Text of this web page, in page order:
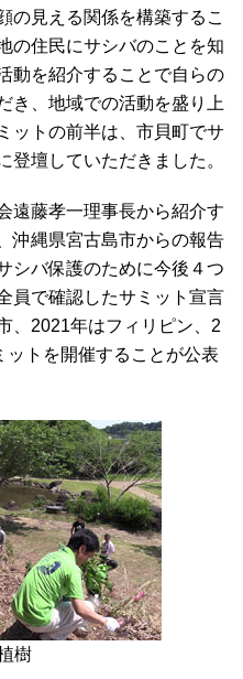
の見える関係を構築するこ
の住民にサシバのことを知
動を紹介することで自らの
き、地域での活動を盛り上
ットの前半は、市貝町でサ
登壇していただきました。
遠藤孝一理事長から紹介す
沖縄県宮古島市からの報告
シバ保護のために今後４つ
員で確認したサミット宣言
、2021年はフィリピン、2
トを開催することが公表
樹